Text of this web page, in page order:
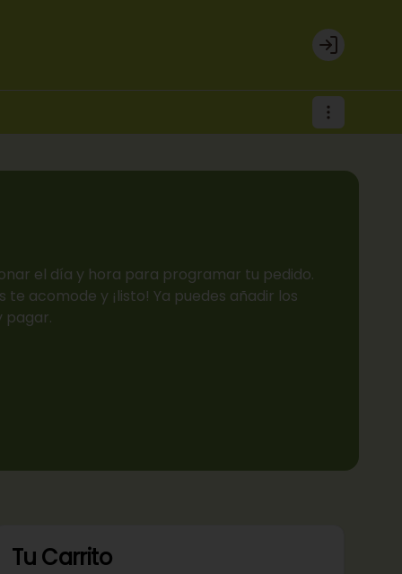
Login
el día y hora para programar tu pedido.
te acomode y ¡listo! Ya puedes añadir los
pagar.
Tu Carrito